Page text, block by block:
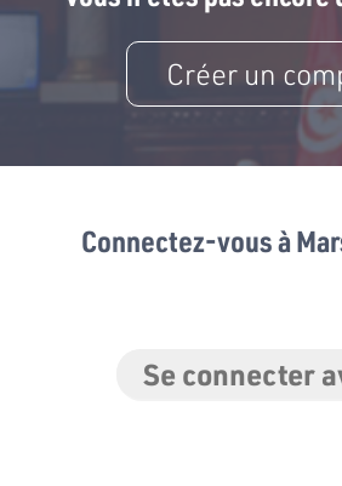
Créer un
Connectez-vous à
Se connecter